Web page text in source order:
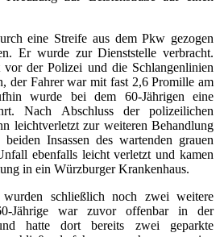
eine Streife aus dem Pkw gezogen
Er wurde zur Dienststelle verbracht.
der Polizei und die Schlangenlinien
der Fahrer war mit fast 2,6 Promille am
wurde bei dem 60-Jährigen eine
Nach Abschluss der polizeilichen
leichtverletzt zur weiteren Behandlung
Insassen des wartenden grauen
ebenfalls leicht verletzt und kamen
in ein Würzburger Krankenhaus.
schließlich noch zwei weitere
Jährige war zuvor offenbar in der
hatte dort bereits zwei geparkte